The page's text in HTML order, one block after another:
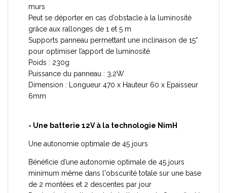
murs
Peut se déporter en cas d’obstacle à la luminosité
grâce aux rallonges de 1 et 5 m
Supports panneau permettant une inclinaison de 15°
pour optimiser l’apport de luminosité
Poids : 230g
Puissance du panneau : 3,2W
Dimension : Longueur 470 x Hauteur 60 x Epaisseur
6mm
- Une batterie 12V à la technologie NimH
Une autonomie optimale de 45 jours
Bénéficie d’une autonomie optimale de 45 jours
minimum même dans l'obscurité totale sur une base
de 2 montées et 2 descentes par jour